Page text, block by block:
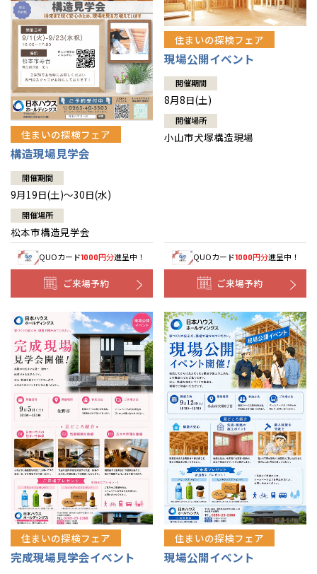
住まいの探検フェア
構造現場見学会
開催期間
9月19日(土)～30日(水)
開催場所
松本市構造見学会
QUOカード1000円分進呈中！
ご来場予約
住まいの探検フェア
現場公開イベント
開催期間
8月8日(土)
開催場所
小山市犬塚構造現場
QUOカード1000円分進呈中！
ご来場予約
住まいの探検フェア
完成現場見学会イベント
住まいの探検フェア
現場公開イベント